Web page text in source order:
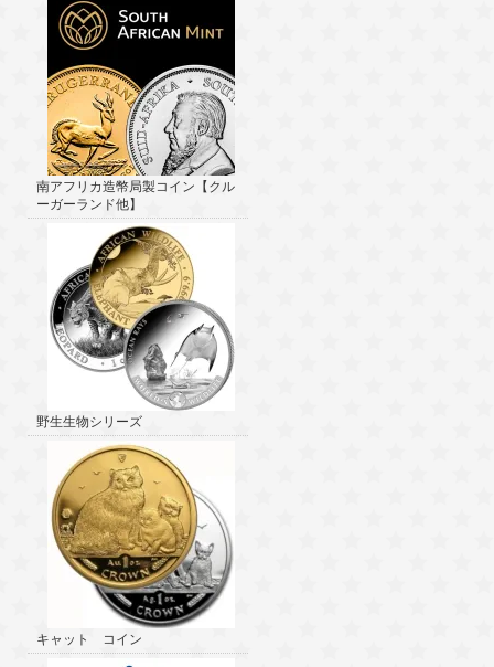
南アフリカ造幣局製コイン【クル
ーガーランド他】
野生生物シリーズ
キャット コイン